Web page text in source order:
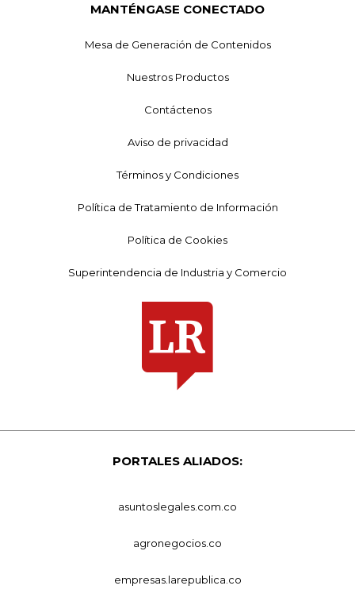
MANTÉNGASE CONECTADO
Mesa de Generación de Contenidos
Nuestros Productos
Contáctenos
Aviso de privacidad
Términos y Condiciones
Política de Tratamiento de Información
Política de Cookies
Superintendencia de Industria y Comercio
PORTALES ALIADOS:
asuntoslegales.com.co
agronegocios.co
empresas.larepublica.co